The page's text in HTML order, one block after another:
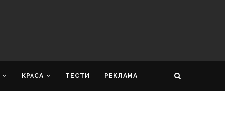
КРАСА ТЕСТИ РЕКЛАМА